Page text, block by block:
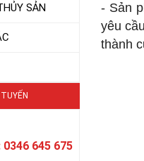
SẢN
0346 645 675
- Sản
yêu
thành